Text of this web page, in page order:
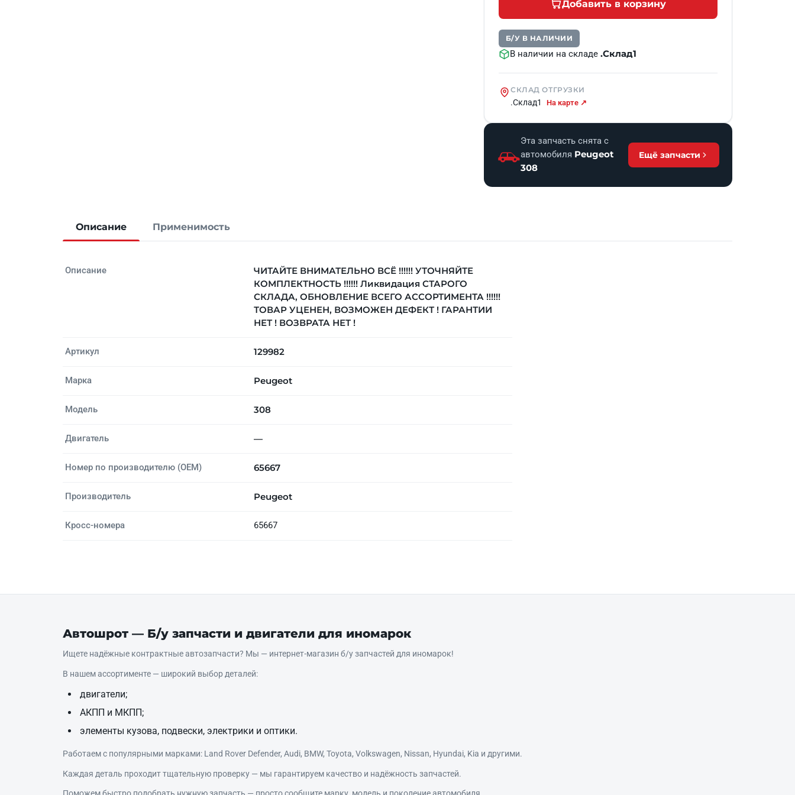
Добавить в корзину
Б/У В НАЛИЧИИ
В наличии на складе .Склад1
СКЛАД ОТГРУЗКИ
.Склад1 На карте ↗
Эта запчасть снята с
автомобиля Peugeot
308
Ещё запчасти
Описание Применимость
Описание
ЧИТАЙТЕ ВНИМАТЕЛЬНО ВСЁ !!!!!! УТОЧНЯЙТЕ
КОМПЛЕКТНОСТЬ !!!!!! Ликвидация СТАРОГО
СКЛАДА, ОБНОВЛЕНИЕ ВСЕГО АССОРТИМЕНТА !!!!!!
ТОВАР УЦЕНЕН, ВОЗМОЖЕН ДЕФЕКТ ! ГАРАНТИИ
НЕТ ! ВОЗВРАТА НЕТ !
Артикул 129982
Марка Peugeot
Модель 308
Двигатель —
Номер по производителю (OEM) 65667
Производитель Peugeot
Кросс-номера 65667
Автошрот — Б/у запчасти и двигатели для иномарок
Ищете надёжные контрактные автозапчасти? Мы — интернет‑магазин б/у запчастей для иномарок!
В нашем ассортименте — широкий выбор деталей:
двигатели;
АКПП и МКПП;
элементы кузова, подвески, электрики и оптики.
Работаем с популярными марками: Land Rover Defender, Audi, BMW, Toyota, Volkswagen, Nissan, Hyundai, Kia и другими.
Каждая деталь проходит тщательную проверку — мы гарантируем качество и надёжность запчастей.